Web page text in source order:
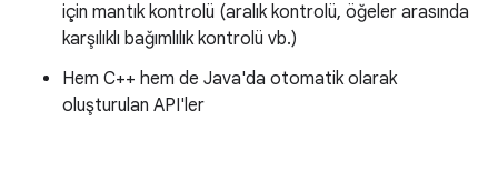
için mantık kontrolü (aralık kontrolü, öğeler arasında
karşılıklı bağımlılık kontrolü vb.)
Hem C++ hem de Java'da otomatik olarak
oluşturulan API'ler